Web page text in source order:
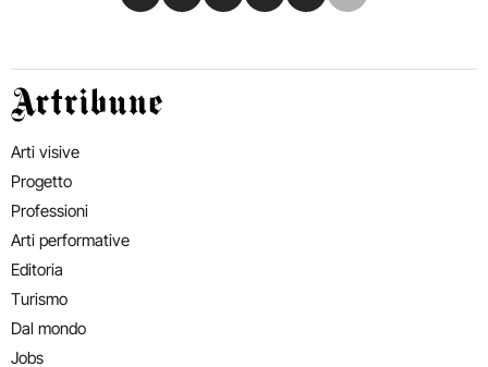
Artribune
Arti visive
Progetto
Professioni
Arti performative
Editoria
Turismo
Dal mondo
Jobs